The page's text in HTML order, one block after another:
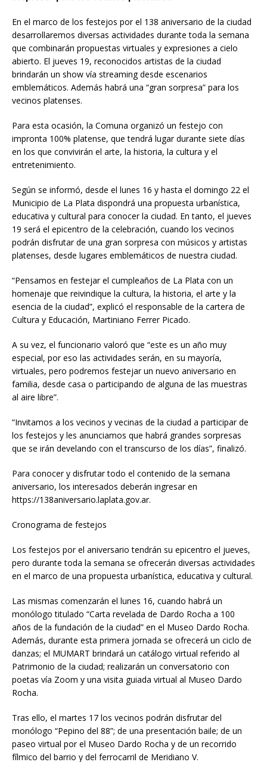
En el marco de los festejos por el 138 aniversario de la ciudad
desarrollaremos diversas actividades durante toda la semana
que combinarán propuestas virtuales y expresiones a cielo
abierto. El jueves 19, reconocidos artistas de la ciudad
brindarán un show vía streaming desde escenarios
emblemáticos. Además habrá una “gran sorpresa” para los
vecinos platenses.
Para esta ocasión, la Comuna organizó un festejo con
impronta 100% platense, que tendrá lugar durante siete días
en los que convivirán el arte, la historia, la cultura y el
entretenimiento.
Según se informó, desde el lunes 16 y hasta el domingo 22 el
Municipio de La Plata dispondrá una propuesta urbanística,
educativa y cultural para conocer la ciudad. En tanto, el jueves
19 será el epicentro de la celebración, cuando los vecinos
podrán disfrutar de una gran sorpresa con músicos y artistas
platenses, desde lugares emblemáticos de nuestra ciudad.
“Pensamos en festejar el cumpleaños de La Plata con un
homenaje que reivindique la cultura, la historia, el arte y la
esencia de la ciudad”, explicó el responsable de la cartera de
Cultura y Educación, Martiniano Ferrer Picado.
A su vez, el funcionario valoró que “este es un año muy
especial, por eso las actividades serán, en su mayoría,
virtuales, pero podremos festejar un nuevo aniversario en
familia, desde casa o participando de alguna de las muestras
al aire libre”.
“Invitamos a los vecinos y vecinas de la ciudad a participar de
los festejos y les anunciamos que habrá grandes sorpresas
que se irán develando con el transcurso de los días”, finalizó.
Para conocer y disfrutar todo el contenido de la semana
aniversario, los interesados deberán ingresar en
https://138aniversario.laplata.gov.ar.
Cronograma de festejos
Los festejos por el aniversario tendrán su epicentro el jueves,
pero durante toda la semana se ofrecerán diversas actividades
en el marco de una propuesta urbanística, educativa y cultural.
Las mismas comenzarán el lunes 16, cuando habrá un
monólogo titulado “Carta revelada de Dardo Rocha a 100
años de la fundación de la ciudad” en el Museo Dardo Rocha.
Además, durante esta primera jornada se ofrecerá un ciclo de
danzas; el MUMART brindará un catálogo virtual referido al
Patrimonio de la ciudad; realizarán un conversatorio con
poetas vía Zoom y una visita guiada virtual al Museo Dardo
Rocha.
Tras ello, el martes 17 los vecinos podrán disfrutar del
monólogo “Pepino del 88”; de una presentación baile; de un
paseo virtual por el Museo Dardo Rocha y de un recorrido
fílmico del barrio y del ferrocarril de Meridiano V.